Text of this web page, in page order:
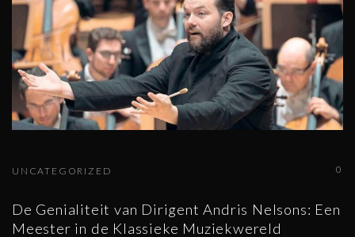
0
UNCATEGORIZED
De Genialiteit van Dirigent Andris Nelsons: Een
Meester in de Klassieke Muziekwereld